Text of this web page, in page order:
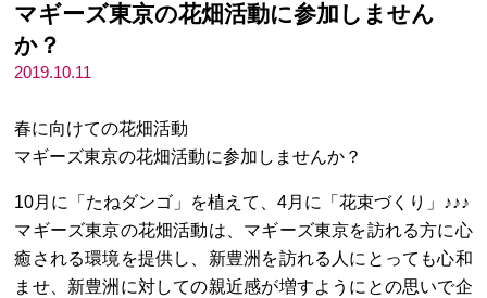
マギーズ東京の花畑活動に参加しません
か？
2019.10.11
春に向けての花畑活動
マギーズ東京の花畑活動に参加しませんか？
10月に「たねダンゴ」を植えて、4月に「花束づくり」♪♪♪
マギーズ東京の花畑活動は、マギーズ東京を訪れる方に心
癒される環境を提供し、新豊洲を訪れる人にとっても心和
ませ、新豊洲に対しての親近感が増すようにとの思いで企